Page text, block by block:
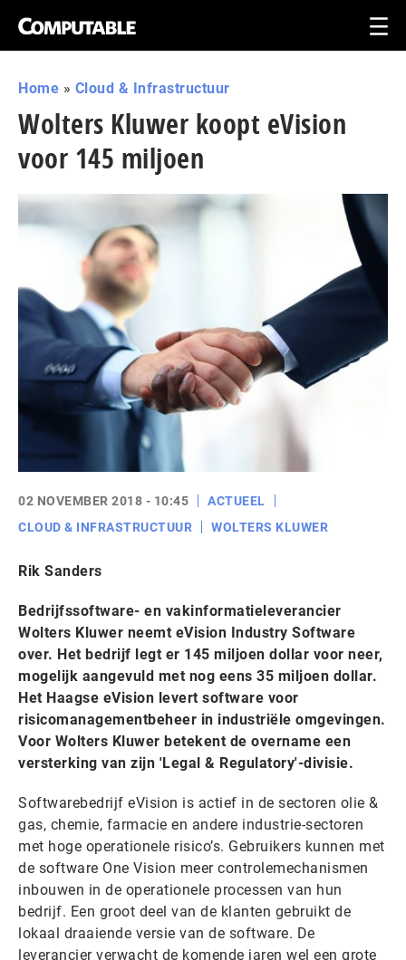
Home » Cloud & Infrastructuur
Wolters Kluwer koopt eVision
voor 145 miljoen
02 NOVEMBER 2018 - 10:45
ACTUEEL
CLOUD & INFRASTRUCTUUR
WOLTERS KLUWER
Rik Sanders
Bedrijfssoftware- en vakinformatieleverancier
Wolters Kluwer neemt eVision Industry Software
over. Het bedrijf legt er 145 miljoen dollar voor neer,
mogelijk aangevuld met nog eens 35 miljoen dollar.
Het Haagse eVision levert software voor
risicomanagementbeheer in industriële omgevingen.
Voor Wolters Kluwer betekent de overname een
versterking van zijn 'Legal & Regulatory'-divisie.
Softwarebedrijf eVision is actief in de sectoren olie &
gas, chemie, farmacie en andere industrie-sectoren
met hoge operationele risico’s. Gebruikers kunnen met
de software One Vision meer controlemechanismen
inbouwen in de operationele processen van hun
bedrijf. Een groot deel van de klanten gebruikt de
lokaal draaiende versie van de software. De
leverancier verwacht de komende jaren wel een grote